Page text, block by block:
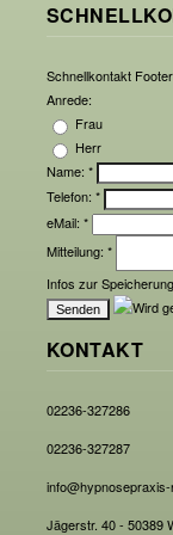
Schnellkontakt Footer
Anrede:
Frau
Herr
Name: *
Telefon: *
eMail: *
Mitteilung: *
Infos zur
KONTAKT
02236-327286
02236-327287
Jägerstr. 40 - 50389